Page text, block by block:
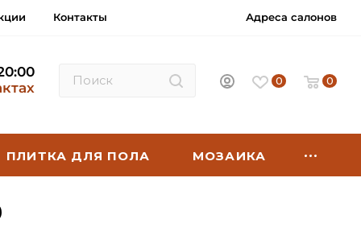
Контакты Адреса салонов
0 0
ПЛИТКА ДЛЯ ПОЛА МОЗАИКА